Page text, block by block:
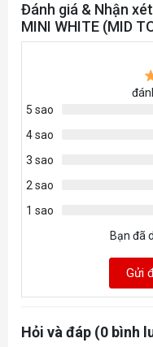
Đánh giá & Nhận
MINI WHITE (MID
5 sao
4 sao
3 sao
2 sao
1 sao
Bạn đã
Gửi
Hỏi và đáp (0 bình